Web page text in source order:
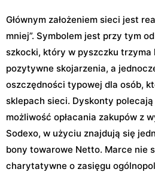
Głównym założeniem sieci jest
mniej”. Symbolem jest przy tym
szkocki, który w pyszczku trzyma
pozytywne skojarzenia, a
oszczędności typowej dla osób,
sklepach sieci. Dyskonty
możliwość opłacania zakupów z
Sodexo, w użyciu znajdują się
bony towarowe Netto. Marce nie
charytatywne o zasięgu